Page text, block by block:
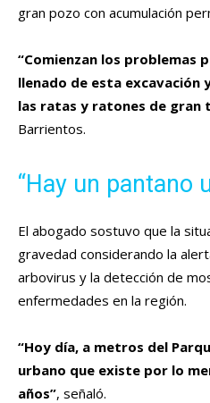
gran pozo con acumulación
“Comienzan los problemas
llenado de esta excavación
las ratas y ratones de gran
Barrientos.
“Hay un pantano
El abogado sostuvo que la
gravedad considerando la
arbovirus y la detección de
enfermedades en la región.
“Hoy día, a metros del
urbano que existe por lo
años”, señaló.